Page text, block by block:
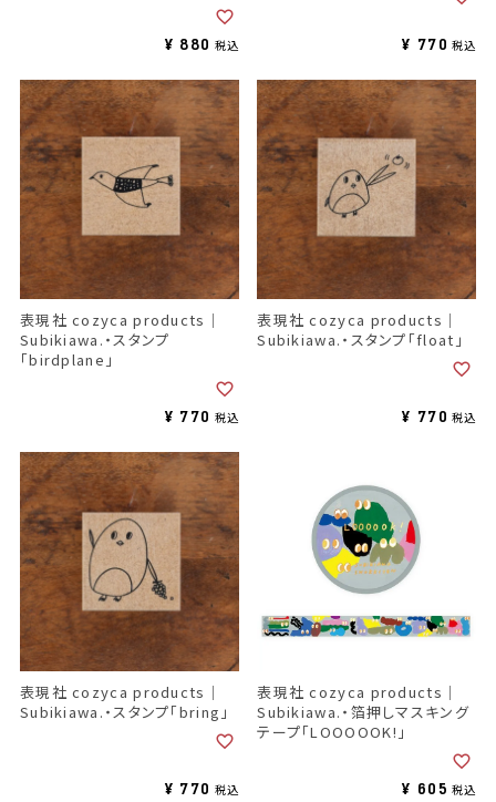
¥ 880 税込 ¥ 770 税込
表現社 cozyca products｜
Subikiawa.・スタンプ
「birdplane」
¥ 770 税込
表現社 cozyca products｜
Subikiawa.・スタンプ「float」
¥ 770 税込
表現社 cozyca products｜
Subikiawa.・スタンプ「bring」
¥ 770 税込
表現社 cozyca products｜
Subikiawa.・箔押しマスキング
テープ「LOOOOOK!」
¥ 605 税込